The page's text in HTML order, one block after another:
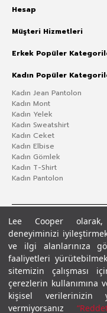
Lee Cooper
deneyiminizi
ve ilgi alanlarınıza
faaliyetleri
sitemizin çalışması
çerezlerin kullanımına
kişisel verilerinizin
vermiyorsanız
Hesap
Müşteri Hizmetleri
Erkek Popüler
Kadın Popüler
Kadın Jean Pantolon
Kadın Mont
Kadın Yelek
Kadın Sweatshirt
Kadın Ceket
Kadın Elbise
Kadın Gömlek
Kadın T-Shirt
Kadın Pantolon
Gizlilik PolitikasıÇerez
© 2026